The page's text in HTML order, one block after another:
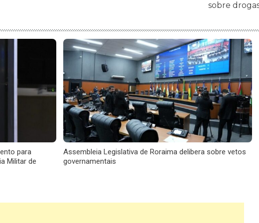
sobre
para
Militar de
Assembleia Legislativa de Roraima delibera sobre vetos
governamentais